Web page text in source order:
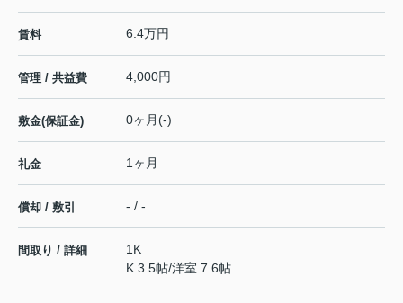
賃料 6.4万円
管理 / 共益費 4,000円
敷金(保証金) 0ヶ月(-)
礼金 1ヶ月
償却 / 敷引 - / -
間取り / 詳細
1K
K 3.5帖/洋室 7.6帖